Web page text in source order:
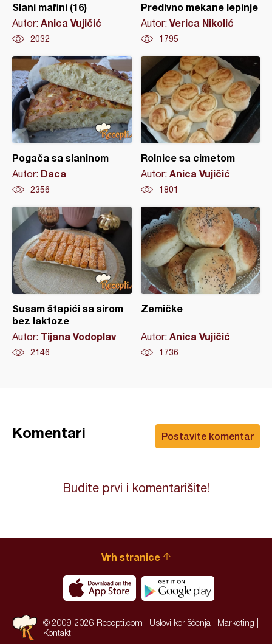
Slani mafini (16)
Autor: Anica Vujičić
2032
Predivno mekane lepinje
Autor: Verica Nikolić
1795
Pogača sa slaninom
Autor: Daca
2356
Rolnice sa cimetom
Autor: Anica Vujičić
1801
Susam štapići sa sirom
bez laktoze
Autor: Tijana Vodoplav
2146
Zemičke
Autor: Anica Vujičić
1736
Postavite komentar
Komentari
Budite prvi i komentarišite!
Vrh stranice
© 2009-2026 Recepti.com | Uslovi korišćenja Marketing
Kontakt